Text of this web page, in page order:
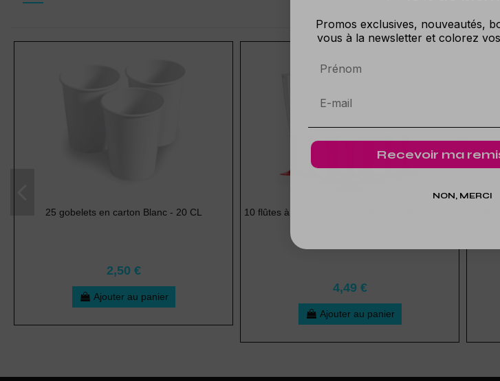
25 gobelets en carton Blanc - 20 CL
2,50 €
Ajouter au panier
10 flûtes à champagne pied Rouge, réutilisable -
4,49 €
Ajouter au panier
10
Promos exclusives, nouveautés,
vous à la newsletter et colorez
Prénom
Recevoir ma
NON, MERCI